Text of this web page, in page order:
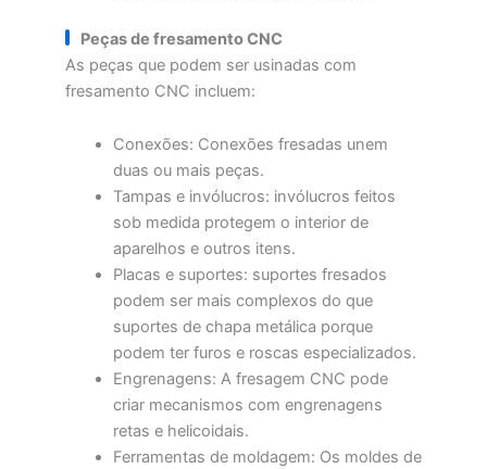
Peças de fresamento CNC
As peças que podem ser usinadas com
fresamento CNC incluem:
Conexões: Conexões fresadas unem
duas ou mais peças.
Tampas e invólucros: invólucros feitos
sob medida protegem o interior de
aparelhos e outros itens.
Placas e suportes: suportes fresados
podem ser mais complexos do que
suportes de chapa metálica porque
podem ter furos e roscas especializados.
Engrenagens: A fresagem CNC pode
criar mecanismos com engrenagens
retas e helicoidais.
Ferramentas de moldagem: Os moldes de